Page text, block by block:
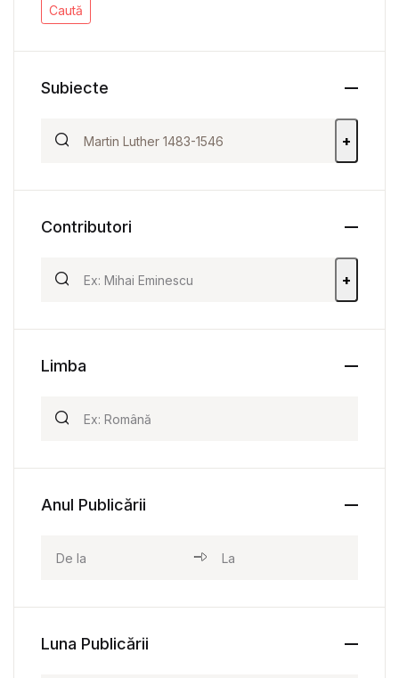
Caută
Subiecte
+
Contributori
+
Limba
Anul Publicării
Luna Publicării